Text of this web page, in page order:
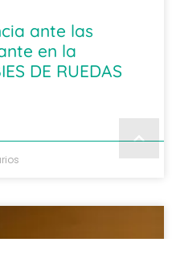
ante las
en la
DE RUEDAS